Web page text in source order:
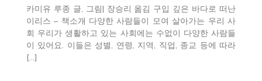
이
리
스
카미유 루종 글, 그림| 장승리 옮김 구입 깊은 바다로 떠난
이리스 – 책소개 다양한 사람들이 모여 살아가는 우리 사
회 우리가 생활하고 있는 사회에는 수없이 다양한 사람들
이 있어요. 이들은 성별, 연령, 지역, 직업, 종교 등에 따라
[…]